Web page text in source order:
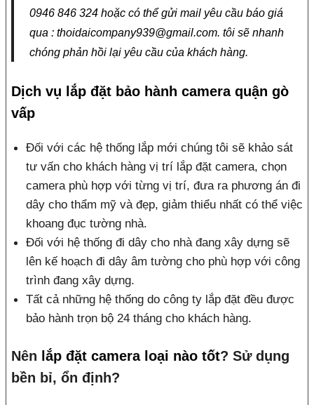
0946 846 324 hoặc có thể gửi mail yêu cầu báo giá
qua : thoidaicompany939@gmail.com. tôi sẽ nhanh
chóng phản hồi lại yêu cầu của khách hàng.
Dịch vụ lắp đặt bảo hành camera quận gò
vấp
Đối với các hệ thống lắp mới chúng tôi sẽ khảo sát
tư vấn cho khách hàng vị trí lắp đặt camera, chọn
camera phù hợp với từng vị trí, đưa ra phương án đi
dây cho thẩm mỹ và đẹp, giảm thiểu nhất có thể việc
khoang đục tường nhà.
Đối với hệ thống đi dây cho nhà đang xây dựng sẽ
lên kế hoạch đi dây âm tường cho phù hợp với công
trình đang xây dựng.
Tất cả những hệ thống do công ty lắp đặt đều được
bảo hành trọn bộ 24 tháng cho khách hàng.
Nên lắp đặt camera loại nào tốt? Sử dụng
bền bỉ, ổn định?